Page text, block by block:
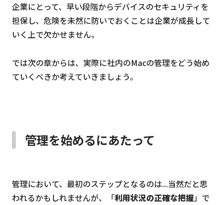
企業にとって、早い段階からデバイスのセキュリティを
担保し、危険を未然に防いでおくことは企業が成長して
いく上で欠かせません。
では次の章からは、実際に社内のMacの管理をどう始め
ていくべきか考えていきましょう。
管理を始めるにあたって
管理において、最初のステップとなるのは...当然だと思
われるかもしれませんが、「利用状況の正確な把握」で